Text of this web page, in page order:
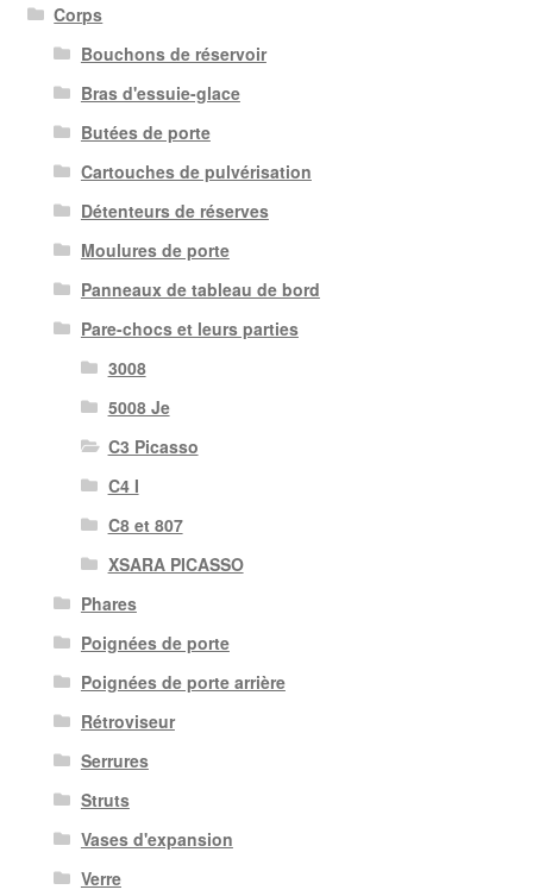
Corps
Bouchons de réservoir
Bras d'essuie-glace
Butées de porte
Cartouches de pulvérisation
Détenteurs de réserves
Moulures de porte
Panneaux de tableau de bord
Pare-chocs et leurs parties
3008
5008 Je
C3 Picasso
C4 I
C8 et 807
XSARA PICASSO
Phares
Poignées de porte
Poignées de porte arrière
Rétroviseur
Serrures
Struts
Vases d'expansion
Verre